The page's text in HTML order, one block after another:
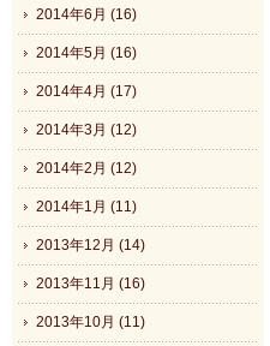
2014年6月 (16)
2014年5月 (16)
2014年4月 (17)
2014年3月 (12)
2014年2月 (12)
2014年1月 (11)
2013年12月 (14)
2013年11月 (16)
2013年10月 (11)